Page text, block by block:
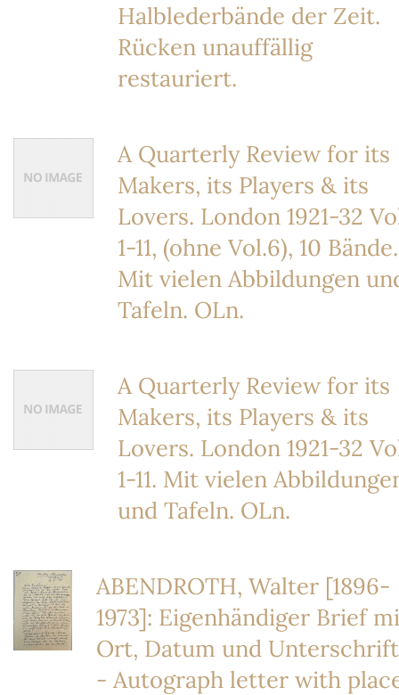
Halblederbände der Zeit.
Rücken unauffällig
restauriert.
A Quarterly Review for its
Makers, its Players & its
Lovers. London 1921-32
1-11, (ohne Vol.6), 10 Bände.
Mit vielen Abbildungen
Tafeln. OLn.
A Quarterly Review for its
Makers, its Players & its
Lovers. London 1921-32
1-11. Mit vielen
und Tafeln. OLn.
ABENDROTH, Walter [1896-
1973]: Eigenhändiger Brief
Ort, Datum und
- Autograph letter with